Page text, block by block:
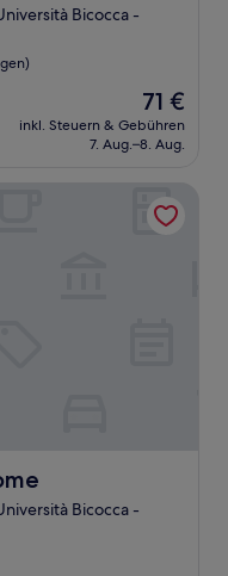
Bicocca -
Der
Preis
beträgt
71 €
inkl. Steuern & Gebühren
7. Aug.–8. Aug.
Bicocca -